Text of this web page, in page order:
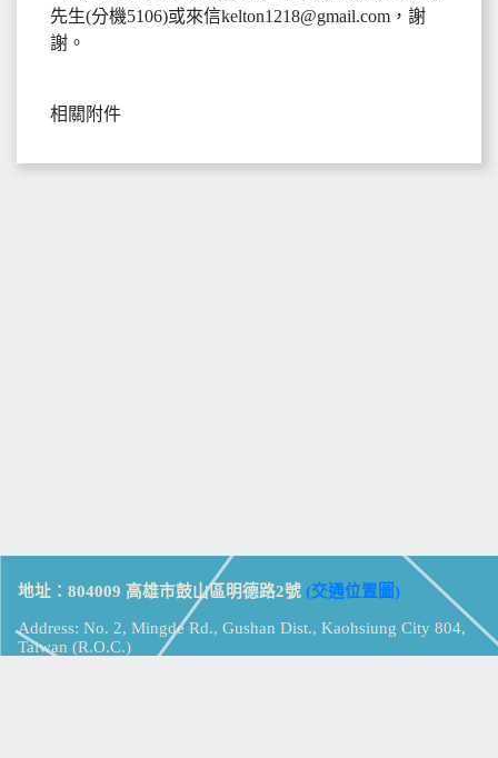
先生(分機5106)或來信kelton1218@gmail.com，謝
謝。
相關附件
地址：804009 高雄市鼓山區明德路2號 (交通位置圖)
Address: No. 2, Mingde Rd., Gushan Dist., Kaohsiung City 804,
Taiwan (R.O.C.)